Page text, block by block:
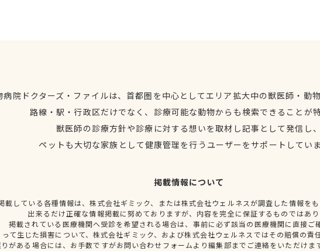
病院ドクターズ・ファイルは、首都圏を中心としてエリア拡大中の獣医師・動
路線・駅・行政区だけでなく、診療可能な動物からも検索できることが
獣医師の診療方針や診療に対する想いを取材し記事として発信し
ペットも大切な家族として健康管理を行うユーザーをサポートしてい
掲載情報について
載している各種情報は、株式会社ギミック、または株式会社ウェルネスが調査した情報を
出来るだけ正確な情報掲載に努めておりますが、内容を完全に保証するものではあ
掲載されている医療機関へ受診を希望される場合は、事前に必ず該当の医療機関に直接ご
て生じた損害について、株式会社ギミック、および株式会社ウェルネスではその賠償の責
がある場合には、お手数ですがお問い合わせフォームより編集部までご連絡をいただけま